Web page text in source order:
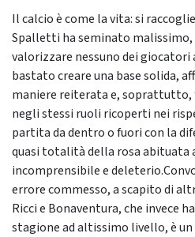
Il calcio è come la vita: si
Spalletti ha seminato malissimo,
valorizzare nessuno dei giocatori
bastato creare una base solida,
maniere reiterata e, soprattutto,
negli stessi ruoli ricoperti nei
partita da dentro o fuori con la
quasi totalità della rosa abituata
incomprensibile e deleterio.
errore commesso, a scapito di
Ricci e Bonaventura, che invece
stagione ad altissimo livello, è